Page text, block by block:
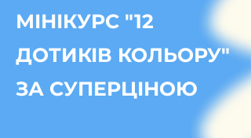
МІНІКУРС "12
ДОТИКІВ КОЛЬОРУ"
ЗА СУПЕРЦІНОЮ